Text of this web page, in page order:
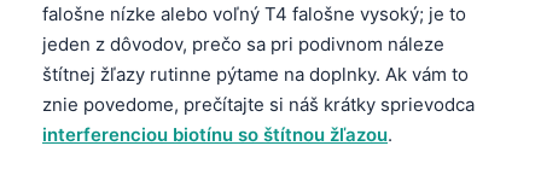
falošne nízke alebo voľný T4 falošne vysoký; je to
jeden z dôvodov, prečo sa pri podivnom náleze
štítnej žľazy rutinne pýtame na doplnky. Ak vám to
znie povedome, prečítajte si náš krátky sprievodca
interferenciou biotínu so štítnou žľazou.